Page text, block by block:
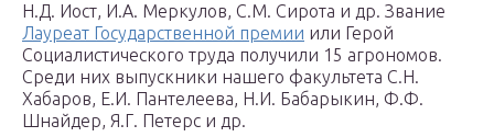
Н.Д. Иост, И.А. Меркулов, С.М. Сирота и др. Звание
Лауреат Государственной премии или Герой
Социалистического труда получили 15 агрономов.
Среди них выпускники нашего факультета С.Н.
Хабаров, Е.И. Пантелеева, Н.И. Бабарыкин, Ф.Ф.
Шнайдер, Я.Г. Петерс и др.